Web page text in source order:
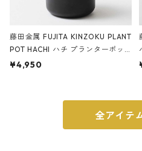
藤田金属 FUJITA KINZOKU PLANT
POT HACHI ハチ プランターポッ
ト 3号 ブラック
¥4,950
全アイテ